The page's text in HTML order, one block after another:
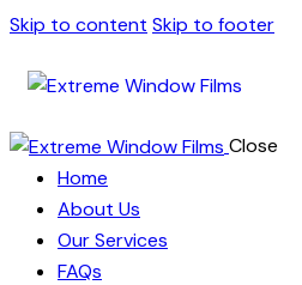
Skip to content Skip to footer
Close
Home
About Us
Our Services
FAQs